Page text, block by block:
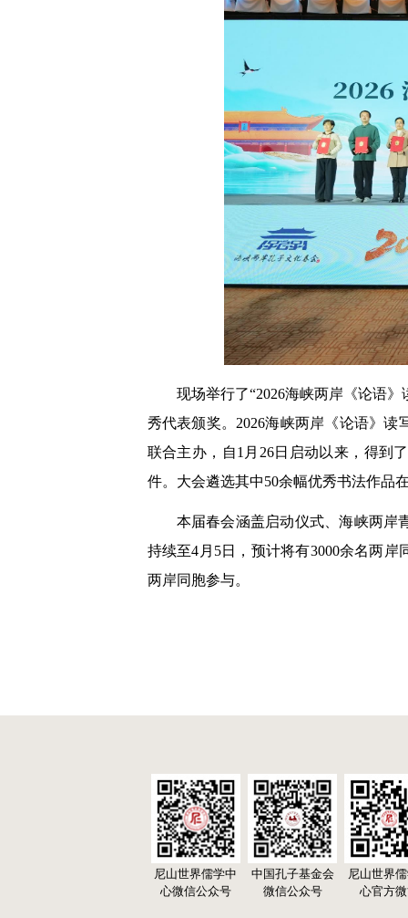
现场举行了“2026海峡两岸《论语
秀代表颁奖。2026海峡两岸《论语》
联合主办，自1月26日启动以来，得到
件。大会遴选其中50余幅优秀书法作品
本届春会涵盖启动仪式、海峡两岸
持续至4月5日，预计将有3000余名两
两岸同胞参与。
尼山世界儒学中
心微信公众号
中国孔子基金会
微信公众号
尼山世界
心官方